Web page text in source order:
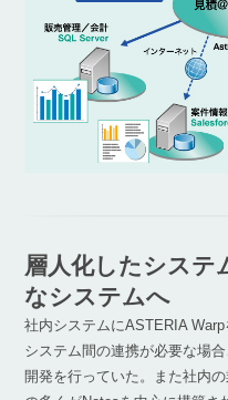
層人化したシステ
なシステムへ
社内システムにASTERIA
システム間の連携が必要な場
開発を行っていた。また社内